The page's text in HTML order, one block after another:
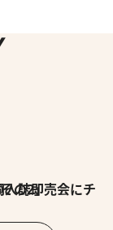
ャレンジ その2」